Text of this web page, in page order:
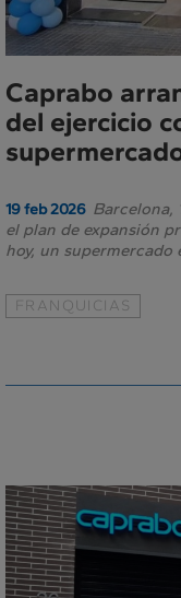
Caprabo
del ejercicio
19 feb 2026 Barcelona,
el plan de expansión
hoy, un supermercado
FRANQUICIAS